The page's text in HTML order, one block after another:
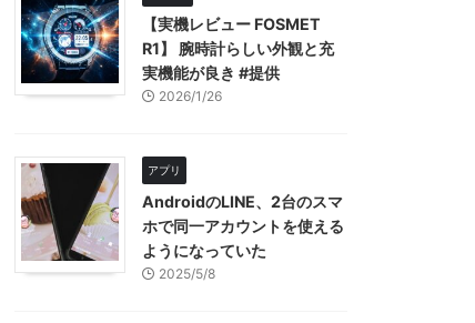
【実機レビュー FOSMET
R1】 腕時計らしい外観と充
実機能が良き #提供
2026/1/26
アプリ
AndroidのLINE、2台のスマ
ホで同一アカウントを使える
ようになっていた
2025/5/8